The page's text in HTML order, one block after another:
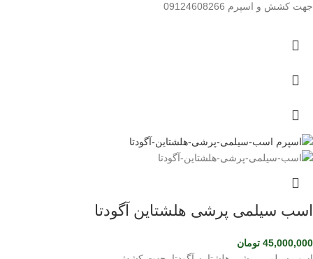
جهت کشش و اسپرم 09124608266
اسب سیلمی پرشی هلشتاین آگودتا
45,000,000 تومان